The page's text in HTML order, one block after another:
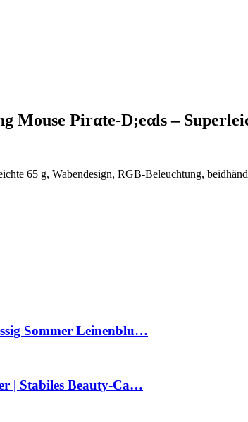
Mouse Pirαtе-D;еαls –
65 g, Wabendesign, RGB-Beleuchtung,
Sommer Leinenblu…
| Stabiles Beauty-Ca…